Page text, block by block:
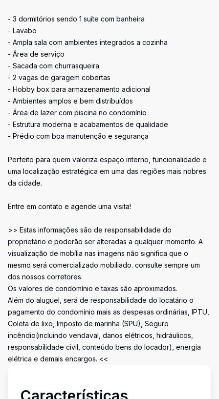
- 3 dormitórios sendo 1 suíte com banheira
- Lavabo
- Ampla sala com ambientes integrados a cozinha
- Área de serviço
- Sacada com churrasqueira
- 2 vagas de garagem cobertas
- Hobby box para armazenamento adicional
- Ambientes amplos e bem distribuídos
- Área de lazer com piscina no condomínio
- Estrutura moderna e acabamentos de qualidade
- Prédio com boa manutenção e segurança
Perfeito para quem valoriza espaço interno, funcionalidade e
uma localização estratégica em uma das regiões mais nobres
da cidade.
Entre em contato e agende uma visita!
>> Estas informações são de responsabilidade do
proprietário e poderão ser alteradas a qualquer momento. A
visualização de mobília nas imagens não significa que o
mesmo será comercializado mobiliado. consulte sempre um
dos nossos corretores.
Os valores de condomínio e taxas são aproximados.
Além do aluguel, será de responsabilidade do locatário o
pagamento do condomínio mais as despesas ordinárias, IPTU,
Coleta de lixo, Imposto de marinha (SPU), Seguro
incêndio(incluindo vendaval, danos elétricos, hidráulicos,
responsabilidade civil, conteúdo bens do locador), energia
elétrica e demais encargos. <<